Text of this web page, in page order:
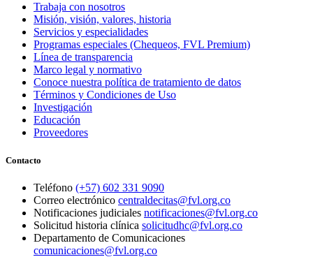
Trabaja con nosotros
Misión, visión, valores, historia
Servicios y especialidades
Programas especiales (Chequeos, FVL Premium)
Línea de transparencia
Marco legal y normativo
Conoce nuestra política de tratamiento de datos
Términos y Condiciones de Uso
Investigación
Educación
Proveedores
Contacto
Teléfono (+57) 602 331 9090
Correo electrónico centraldecitas@fvl.org.co
Notificaciones judiciales notificaciones@fvl.org.co
Solicitud historia clínica solicitudhc@fvl.org.co
Departamento de Comunicaciones
comunicaciones@fvl.org.co